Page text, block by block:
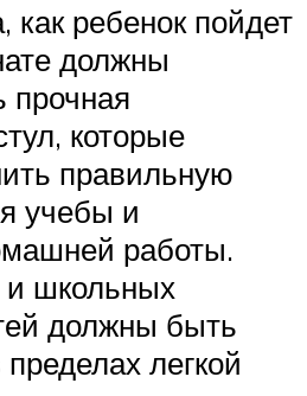
как ребенок пойдет
должны
прочная
которые
правильную
учебы и
работы.
и школьных
должны быть
легкой